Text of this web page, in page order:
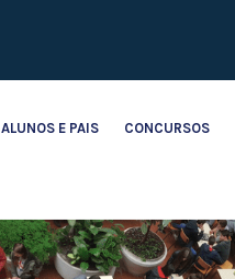
ALUNOS E PAIS CONCURSOS